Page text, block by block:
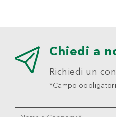
Chiedi a
Richiedi un
*Campo